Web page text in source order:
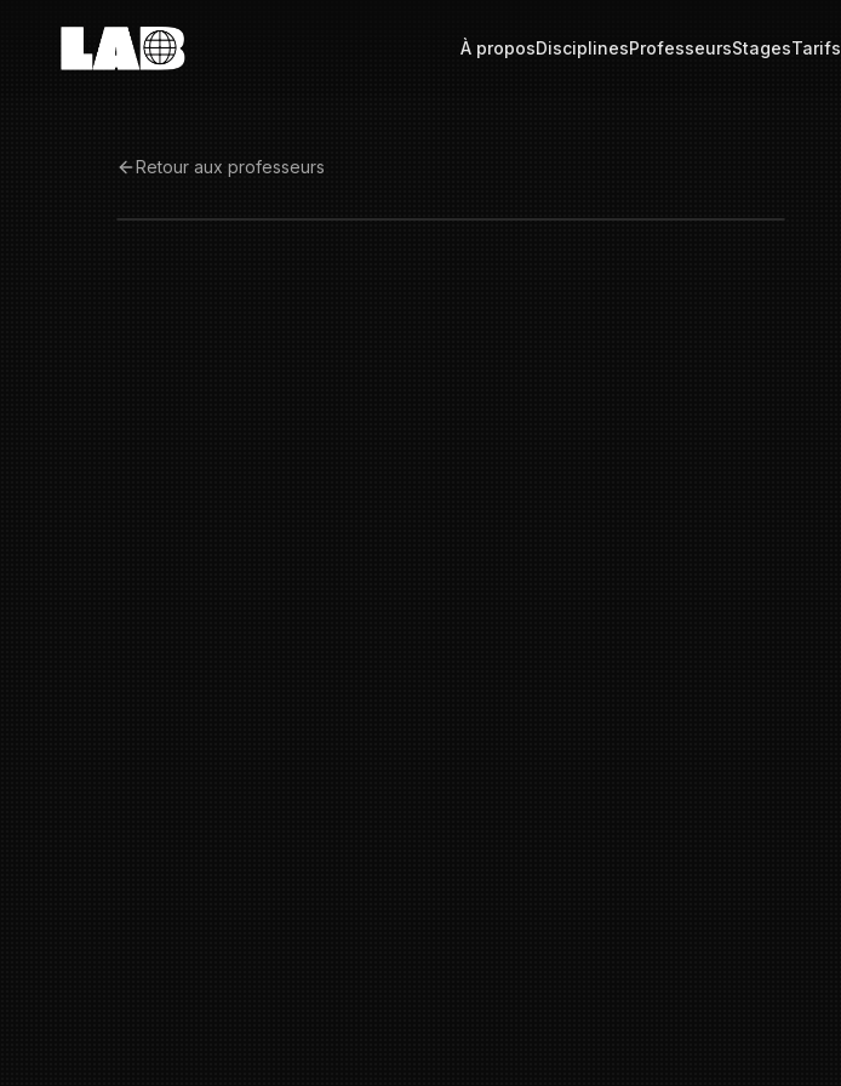
À proposDisciplinesProfesseursStagesTarifs
Retour aux professeurs